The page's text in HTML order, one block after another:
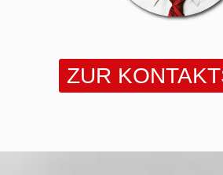
ZUR